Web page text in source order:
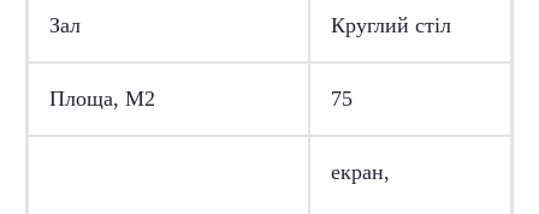
Зал Круглий стіл
Площа, М2 75
екран,